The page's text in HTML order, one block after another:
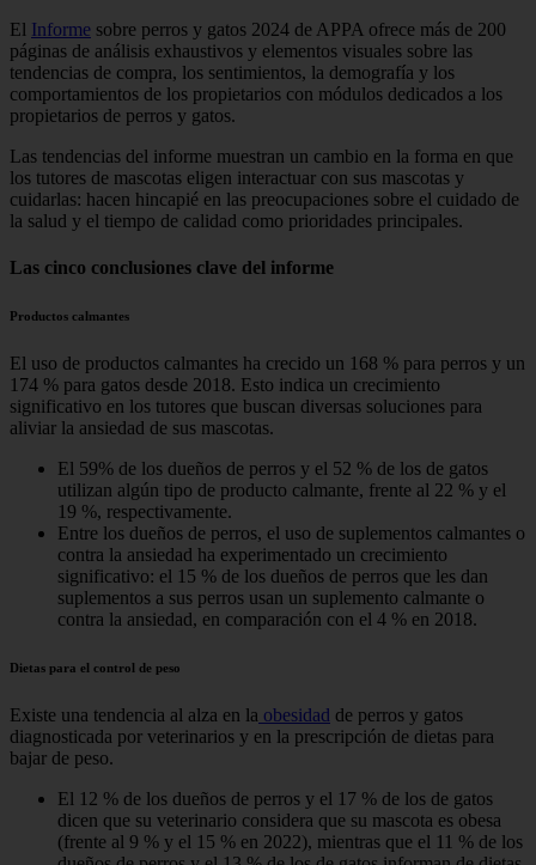
El Informe sobre perros y gatos 2024 de APPA ofrece más de 200
páginas de análisis exhaustivos y elementos visuales sobre las
tendencias de compra, los sentimientos, la demografía y los
comportamientos de los propietarios con módulos dedicados a los
propietarios de perros y gatos.
Las tendencias del informe muestran un cambio en la forma en que
los tutores de mascotas eligen interactuar con sus mascotas y
cuidarlas: hacen hincapié en las preocupaciones sobre el cuidado de
la salud y el tiempo de calidad como prioridades principales.
Las cinco conclusiones clave del informe
Productos calmantes
El uso de productos calmantes ha crecido un 168 % para perros y un
174 % para gatos desde 2018. Esto indica un crecimiento
significativo en los tutores que buscan diversas soluciones para
aliviar la ansiedad de sus mascotas.
El 59% de los dueños de perros y el 52 % de los de gatos
utilizan algún tipo de producto calmante, frente al 22 % y el
19 %, respectivamente.
Entre los dueños de perros, el uso de suplementos calmantes o
contra la ansiedad ha experimentado un crecimiento
significativo: el 15 % de los dueños de perros que les dan
suplementos a sus perros usan un suplemento calmante o
contra la ansiedad, en comparación con el 4 % en 2018.
Dietas para el control de peso
Existe una tendencia al alza en la obesidad de perros y gatos
diagnosticada por veterinarios y en la prescripción de dietas para
bajar de peso.
El 12 % de los dueños de perros y el 17 % de los de gatos
dicen que su veterinario considera que su mascota es obesa
(frente al 9 % y el 15 % en 2022), mientras que el 11 % de los